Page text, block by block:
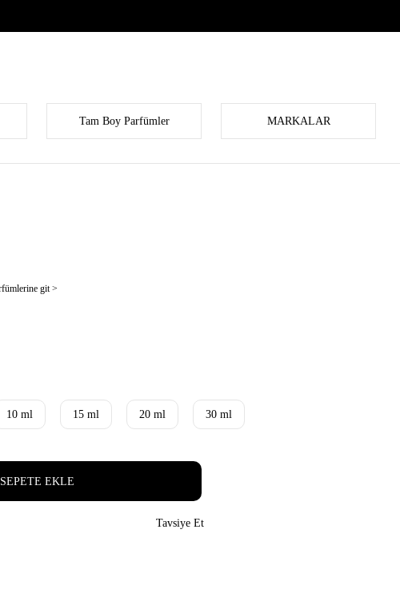
Tam Boy Parfümler MARKALAR
git >
10 ml 15 ml 20 ml 30 ml
SEPETE EKLE
Tavsiye Et